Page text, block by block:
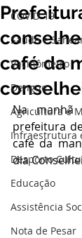
COVID-19
Saúde e
Vacinômetro
Dengue
Agricultura e
Infraestrutura
Desporto
Educação
Assistência
Nota de Pesar
café da
Na manhã
prefeitura
café da
dia